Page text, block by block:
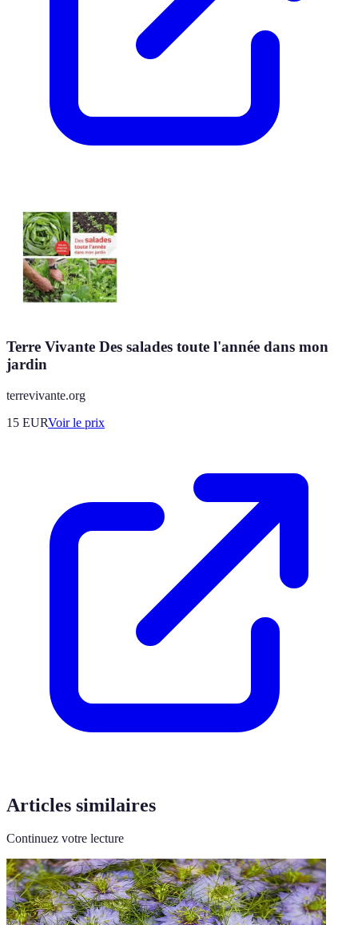
Terre Vivante Des salades toute l'année dans mon
jardin
terrevivante.org
15 EURVoir le prix
Articles similaires
Continuez votre lecture